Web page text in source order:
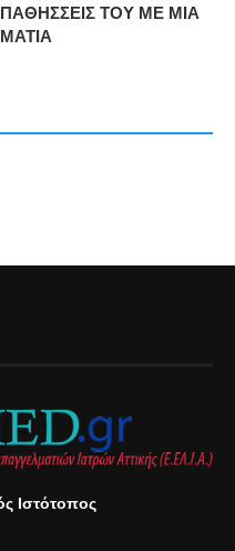
ΠΑΘΗΣΣΕΙΣ ΤΟΥ ΜΕ ΜΙΑ
ΜΑΤΙΑ
Ιστότοπος